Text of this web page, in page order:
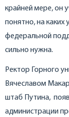
крайней мере, он
понятно, на
федеральной
сильно нужна.
Ректор Горного
Вячеславом
штаб Путина,
администрации